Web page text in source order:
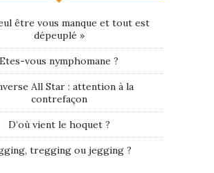
être vous manque et tout est
dépeuplé »
Etes-vous nymphomane ?
All Star : attention à la
contrefaçon
D’où vient le hoquet ?
tregging ou jegging ?